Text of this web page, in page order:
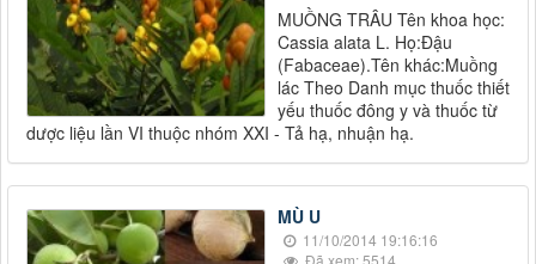
MUỒNG TRÂU Tên khoa học:
Cassia alata L. Họ:Đậu
(Fabaceae).Tên khác:Muồng
lác Theo Danh mục thuốc thiết
yếu thuốc đông y và thuốc từ
dược liệu lần VI thuộc nhóm XXI - Tả hạ, nhuận hạ.
MÙ U
11/10/2014 19:16:16